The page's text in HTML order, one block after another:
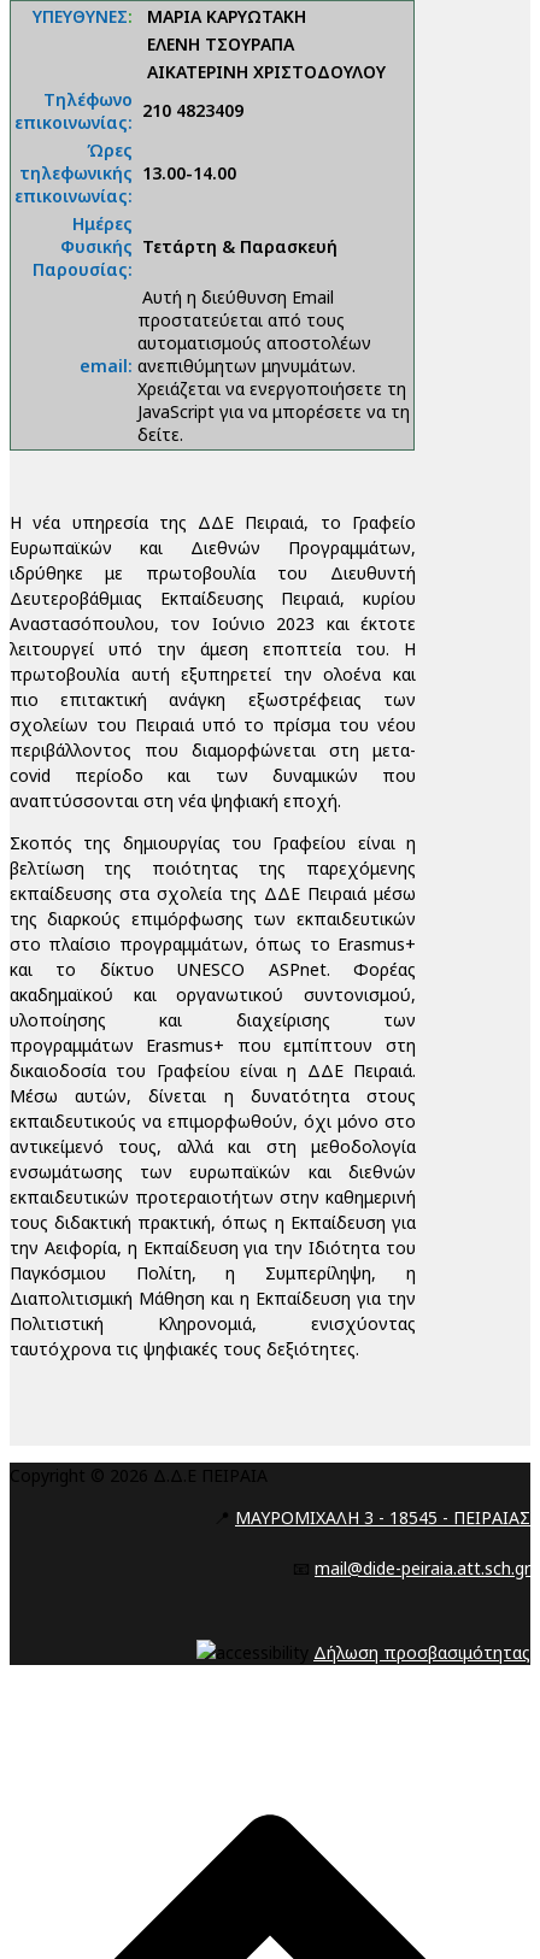
ΥΠΕΥΘΥΝΕΣ:
ΜΑΡΙΑ ΚΑΡΥΩΤΑΚΗ
ΕΛΕΝΗ ΤΣΟΥΡΑΠΑ
ΑΙΚΑΤΕΡΙΝΗ ΧΡΙΣΤΟΔΟΥΛΟΥ
Τηλέφωνο
επικοινωνίας:
210 4823409
Ώρες
τηλεφωνικής
επικοινωνίας:
13.00-14.00
Ημέρες
Φυσικής
Παρουσίας:
Τετάρτη & Παρασκευή
email:
Αυτή η διεύθυνση Email
προστατεύεται από τους
αυτοματισμούς αποστολέων
ανεπιθύμητων μηνυμάτων.
Χρειάζεται να ενεργοποιήσετε τη
JavaScript για να μπορέσετε να τη
δείτε.
Η νέα υπηρεσία της ΔΔΕ Πειραιά, το Γραφείο
Ευρωπαϊκών και Διεθνών Προγραμμάτων,
ιδρύθηκε με πρωτοβουλία του Διευθυντή
Δευτεροβάθμιας Εκπαίδευσης Πειραιά, κυρίου
Αναστασόπουλου, τον Ιούνιο 2023 και έκτοτε
λειτουργεί υπό την άμεση εποπτεία του. Η
πρωτοβουλία αυτή εξυπηρετεί την ολοένα και
πιο επιτακτική ανάγκη εξωστρέφειας των
σχολείων του Πειραιά υπό το πρίσμα του νέου
περιβάλλοντος που διαμορφώνεται στη μετα-
covid περίοδο και των δυναμικών που
αναπτύσσονται στη νέα ψηφιακή εποχή.
Σκοπός της δημιουργίας του Γραφείου είναι η
βελτίωση της ποιότητας της παρεχόμενης
εκπαίδευσης στα σχολεία της ΔΔΕ Πειραιά μέσω
της διαρκούς επιμόρφωσης των εκπαιδευτικών
στο πλαίσιο προγραμμάτων, όπως το Erasmus+
και το δίκτυο UNESCO ASPnet. Φορέας
ακαδημαϊκού και οργανωτικού συντονισμού,
υλοποίησης και διαχείρισης των
προγραμμάτων Erasmus+ που εμπίπτουν στη
δικαιοδοσία του Γραφείου είναι η ΔΔΕ Πειραιά.
Μέσω αυτών, δίνεται η δυνατότητα στους
εκπαιδευτικούς να επιμορφωθούν, όχι μόνο στο
αντικείμενό τους, αλλά και στη μεθοδολογία
ενσωμάτωσης των ευρωπαϊκών και διεθνών
εκπαιδευτικών προτεραιοτήτων στην καθημερινή
τους διδακτική πρακτική, όπως η Εκπαίδευση για
την Αειφορία, η Εκπαίδευση για την Ιδιότητα του
Παγκόσμιου Πολίτη, η Συμπερίληψη, η
Διαπολιτισμική Μάθηση και η Εκπαίδευση για την
Πολιτιστική Κληρονομιά, ενισχύοντας
ταυτόχρονα τις ψηφιακές τους δεξιότητες.
Copyright © 2026 Δ.Δ.Ε ΠΕΙΡΑΙΑ
📍 ΜΑΥΡΟΜΙΧΑΛΗ 3 - 18545 - ΠΕΙΡΑΙΑΣ
📧 mail@dide-peiraia.att.sch.gr
Δήλωση προσβασιμότητας